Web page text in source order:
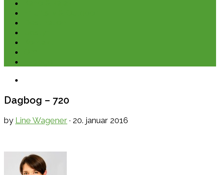
Dagbog – 720
by Line Wagener · 20. januar 2016